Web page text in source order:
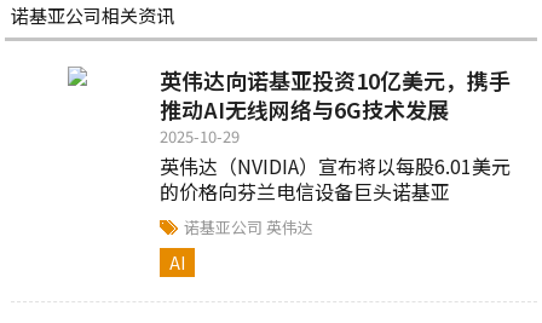
诺基亚公司相关资讯
英伟达向诺基亚投资10亿美元，携手
推动AI无线网络与6G技术发展
2025-10-29
英伟达（NVIDIA）宣布将以每股6.01美元
的价格向芬兰电信设备巨头诺基亚
（Nokia）投资10亿美元...
诺基亚公司 英伟达
AI